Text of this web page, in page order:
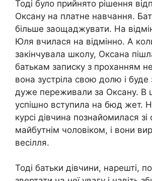
Тоді було прийнято рішення
Оксану на платне навчання.
більше заощаджувати. На
Юля вчилася на відмінно. А
закінчувала школу, Оксана
батькам записку з проханням не
вона зустріла свою долю і
дуже переживали за Оксану. В
успішно вступила на бюд жет.
курсі дівчина познайомилася зі
майбутнім чоловіком, і вони
весілля.
Тоді батьки дівчини, нарешті,